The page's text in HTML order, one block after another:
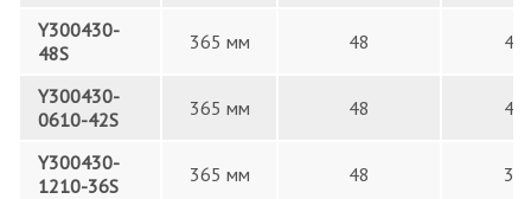
Y300430-
48S
365 мм 48 48
Y300430-
0610-42S
365 мм 48 42
Y300430-
1210-36S
365 мм 48 36